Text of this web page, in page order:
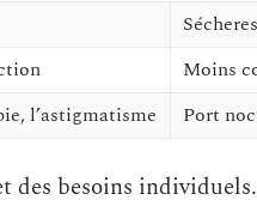
Moins
l’astigmatisme Port
des besoins